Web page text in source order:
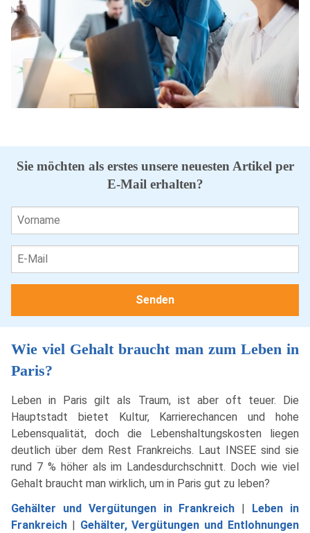
Sie möchten als erstes unsere neuesten Artikel per
E-Mail erhalten?
Wie viel Gehalt braucht man zum Leben in
Paris?
Leben in Paris gilt als Traum, ist aber oft teuer. Die
Hauptstadt bietet Kultur, Karrierechancen und hohe
Lebensqualität, doch die Lebenshaltungskosten liegen
deutlich über dem Rest Frankreichs. Laut INSEE sind sie
rund 7 % höher als im Landesdurchschnitt. Doch wie viel
Gehalt braucht man wirklich, um in Paris gut zu leben?
Gehälter und Vergütungen in Frankreich | Leben in
Frankreich | Gehälter, Vergütungen und Entlohnungen